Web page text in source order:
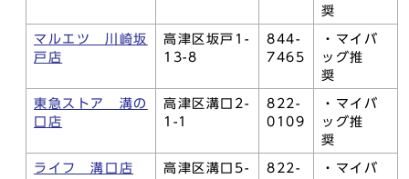
奨
マルエツ 川崎坂
戸店
高津区坂戸1-
13-8
844-
7465
・マイバ
ッグ推
奨
東急ストア 溝の
口店
高津区溝口2-
1-1
822-
0109
・マイバ
ッグ推
奨
ライフ 溝口店
高津区溝口5-
822-
・マイバ